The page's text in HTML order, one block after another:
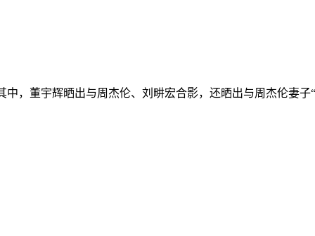
，董宇辉晒出与周杰伦、刘畊宏合影，还晒出与周杰伦妻